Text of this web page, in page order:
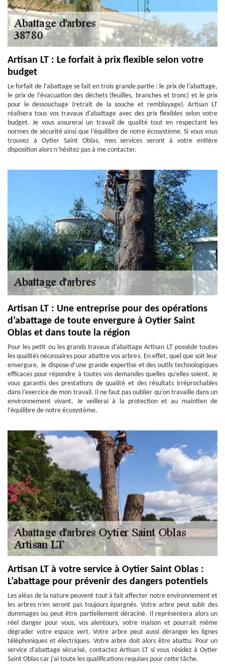
Artisan LT : Le forfait à prix flexible selon votre
budget
Le forfait de l’abattage se fait en trois grande partie : le prix de l’abattage,
le prix de l’évacuation des déchets (feuilles, branches et tronc) et le prix
pour le dessouchage (retrait de la souche et remblayage). Artisan LT
réalisera tous vos travaux d’abattage avec des prix flexibles selon votre
budget. Je vous assurerai un travail de qualité tout en respectant les
normes de sécurité ainsi que l’équilibre de notre écosystème. Si vous vous
trouvez à Oytier Saint Oblas, mes services seront à votre entière
disposition alors n’hésitez pas à me contacter.
Artisan LT : Une entreprise pour des opérations
d’abattage de toute envergure à Oytier Saint
Oblas et dans toute la région
Pour les petit ou les grands travaux d’abattage Artisan LT possède toutes
les qualités nécessaires pour abattre vos arbres. En effet, quel que soit leur
envergure, Je dispose d’une grande expertise et des outils technologiques
efficaces pour répondre à toutes vos demandes quelles qu’elles soient. Je
vous garantis des prestations de qualité et des résultats irréprochables
dans l’exercice de mon travail. Il ne faut pas oublier qu’on travaille dans un
environnement vivant. Je veillerai à la protection et au maintien de
l’équilibre de notre écosystème.
Artisan LT à votre service à Oytier Saint Oblas :
L’abattage pour prévenir des dangers potentiels
Les aléas de la nature peuvent tout à fait affecter notre environnement et
les arbres n’en seront pas toujours épargnés. Votre arbre peut subir des
dommages ou peut être partiellement déraciné. Il représentera alors un
réel danger pour vous, vos alentours, votre maison et pourrait même
dégrader votre espace vert. Votre arbre peut aussi déranger les lignes
téléphoniques et électriques. Votre arbre doit alors être abattu. Pour un
service d’abattage sécurisé, contactez Artisan LT si vous résidez à Oytier
Saint Oblas car j’ai toute les qualifications requises pour cette tâche.